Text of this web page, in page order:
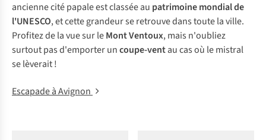
ancienne cité papale est classée au patrimoine mondial de
l'UNESCO, et cette grandeur se retrouve dans toute la ville.
Profitez de la vue sur leMont Ventoux, mais n'oubliez
surtout pas d'emporter uncoupe-ventau cas où le mistral
se lèverait !
Escapade à Avignon